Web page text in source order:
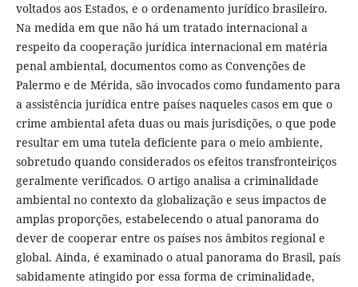
voltados aos Estados, e o ordenamento jurídico brasileiro.
Na medida em que não há um tratado internacional a
respeito da cooperação jurídica internacional em matéria
penal ambiental, documentos como as Convenções de
Palermo e de Mérida, são invocados como fundamento para
a assistência jurídica entre países naqueles casos em que o
crime ambiental afeta duas ou mais jurisdições, o que pode
resultar em uma tutela deficiente para o meio ambiente,
sobretudo quando considerados os efeitos transfronteiriços
geralmente verificados. O artigo analisa a criminalidade
ambiental no contexto da globalização e seus impactos de
amplas proporções, estabelecendo o atual panorama do
dever de cooperar entre os países nos âmbitos regional e
global. Ainda, é examinado o atual panorama do Brasil, país
sabidamente atingido por essa forma de criminalidade,